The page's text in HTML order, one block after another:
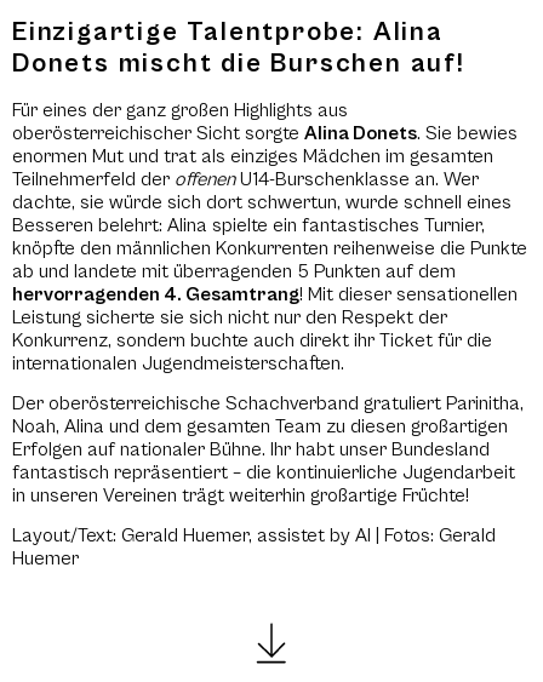
Einzigartige Talentprobe: Alina
Donets mischt die Burschen auf!
Für eines der ganz großen Highlights aus
oberösterreichischer Sicht sorgte Alina Donets. Sie bewies
enormen Mut und trat als einziges Mädchen im gesamten
Teilnehmerfeld der offenenU14-Burschenklasse an. Wer
dachte, sie würde sich dort schwertun, wurde schnell eines
Besseren belehrt: Alina spielte ein fantastisches Turnier,
knöpfte den männlichen Konkurrenten reihenweise die Punkte
ab und landete mit überragenden 5 Punkten auf dem
hervorragenden 4. Gesamtrang! Mit dieser sensationellen
Leistung sicherte sie sich nicht nur den Respekt der
Konkurrenz, sondern buchte auch direkt ihr Ticket für die
internationalen Jugendmeisterschaften.
Der oberösterreichische Schachverband gratuliert Parinitha,
Noah, Alina und dem gesamten Team zu diesen großartigen
Erfolgen auf nationaler Bühne. Ihr habt unser Bundesland
fantastisch repräsentiert – die kontinuierliche Jugendarbeit
in unseren Vereinen trägt weiterhin großartige Früchte!
Layout/Text: Gerald Huemer, assistet by AI | Fotos: Gerald
Huemer